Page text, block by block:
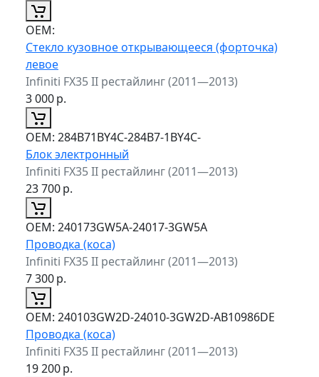
ОЕМ:
Стекло кузовное открывающееся (форточка)
левое
Infiniti FX35 II рестайлинг (2011—2013)
3 000р.
ОЕМ: 284B71BY4C-284B7-1BY4C-
Блок электронный
Infiniti FX35 II рестайлинг (2011—2013)
23 700р.
ОЕМ: 240173GW5A-24017-3GW5A
Проводка (коса)
Infiniti FX35 II рестайлинг (2011—2013)
7 300р.
ОЕМ: 240103GW2D-24010-3GW2D-AB10986DE
Проводка (коса)
Infiniti FX35 II рестайлинг (2011—2013)
19 200р.